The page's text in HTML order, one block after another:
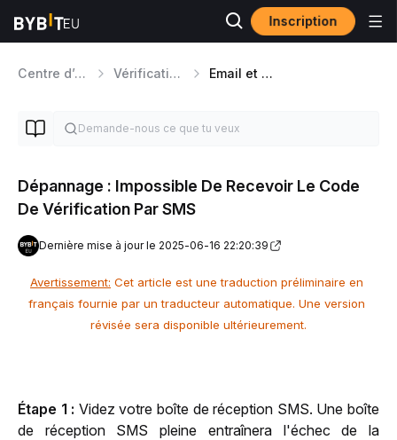
Inscription
Centre d’aide Vérification d'Identité et Sécurité Email et SMS
Dépannage : Impossible De Recevoir Le Code
De Vérification Par SMS
Dernière mise à jour le 2025-06-16 22:20:39
Avertissement: Cet article est une traduction préliminaire en
français fournie par un traducteur automatique. Une version
révisée sera disponible ultérieurement.
Étape 1 : Videz votre boîte de réception SMS. Une boîte
de réception SMS pleine entraînera l'échec de la